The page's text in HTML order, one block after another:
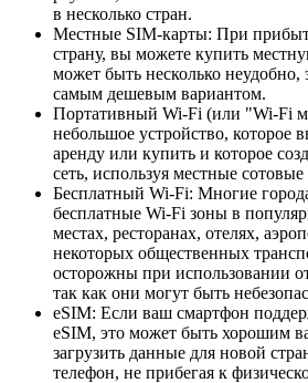
в несколько стран.
Местные SIM-карты: При
страну, вы можете купить
может быть несколько неудобно,
самым дешевым вариантом.
Портативный Wi-Fi (или "Wi-Fi
небольшое устройство, которое
аренду или купить и которое
сеть, используя местные
Бесплатный Wi-Fi: Многие
бесплатные Wi-Fi зоны в
местах, ресторанах, отелях,
некоторых общественных
осторожны при использовании
так как они могут быть
eSIM: Если ваш смартфон
eSIM, это может быть хорошим
загрузить данные для новой
телефон, не прибегая к